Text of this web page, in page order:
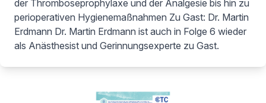
der Thromboseprophylaxe und der Analgesie bis hin zu
perioperativen Hygienemaßnahmen Zu Gast: Dr. Martin
Erdmann Dr. Martin Erdmann ist auch in Folge 6 wieder
als Anästhesist und Gerinnungsexperte zu Gast.